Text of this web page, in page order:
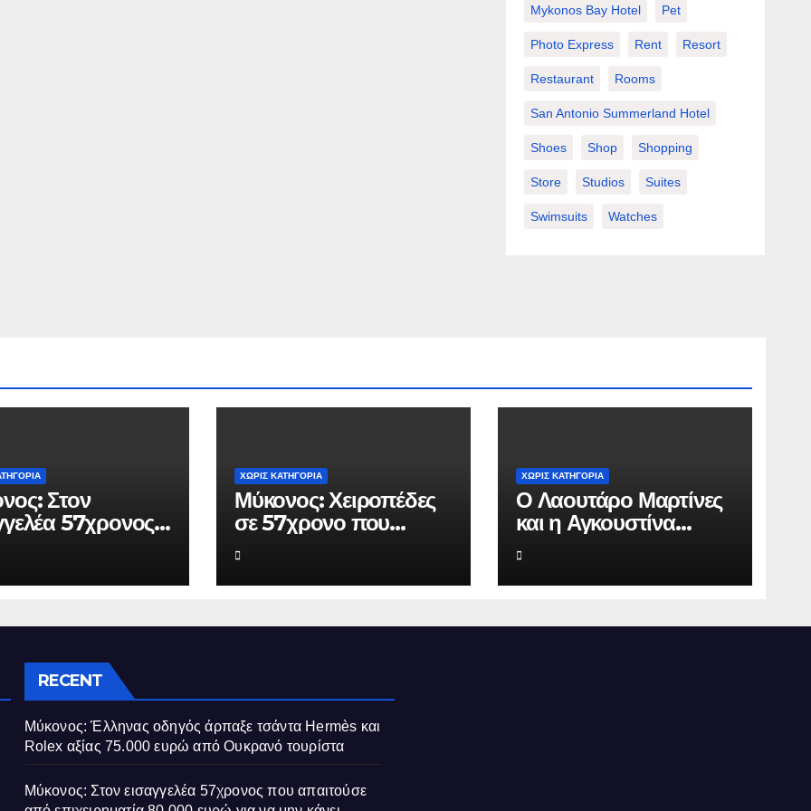
Mykonos Bay Hotel Pet
Photo Express Rent Resort
Restaurant Rooms
San Antonio Summerland Hotel
Shoes Shop Shopping
Store Studios Suites
Swimsuits Watches
Στον
57χρονος
από
80.000
να μην κάνει
ΧΩΡΊΣ ΚΑΤΗΓΟΡΊΑ
Μύκονος: Χειροπέδες
σε 57χρονο που
φέρεται να εκβίαζε
επιχείρηση για να
«θάψει» ψευδείς
ΧΩΡΊΣ ΚΑΤΗΓΟΡΊΑ
Ο Λαουτάρο Μαρτίνες
και η Αγκουστίνα
Γκαντόλφο στη
Μύκονο: Πολυτελείς
διακοπές και
RECENT
Μύκονος: Έλληνας οδηγός άρπαξε τσάντα Hermès και
Rolex αξίας 75.000 ευρώ από Ουκρανό τουρίστα
Μύκονος: Στον εισαγγελέα 57χρονος που απαιτούσε